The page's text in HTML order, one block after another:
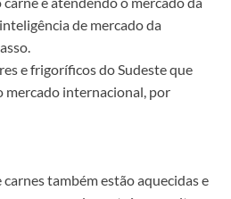
de mercado da
e frigoríficos do Sudeste que
mercado internacional, por
também estão aquecidas e